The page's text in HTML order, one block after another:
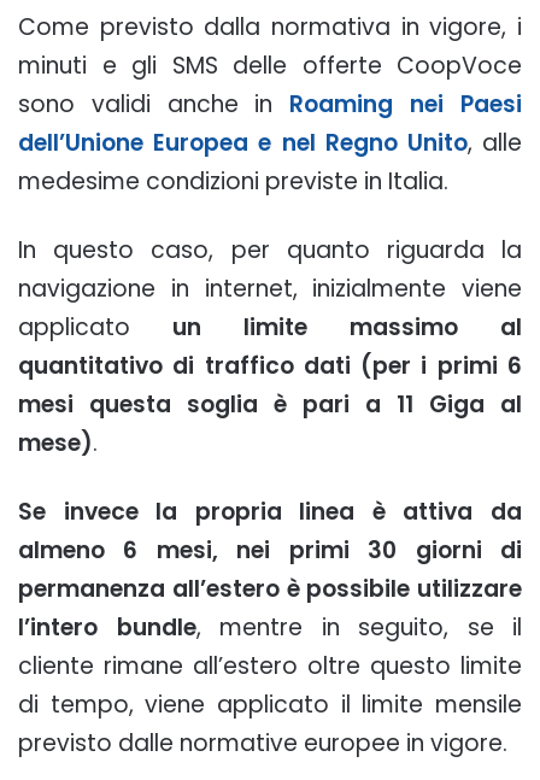
Come previsto dalla normativa in vigore, i
minuti e gli SMS delle offerte CoopVoce
sono validi anche in Roaming nei Paesi
dell’Unione Europea e nel Regno Unito, alle
medesime condizioni previste in Italia.
In questo caso, per quanto riguarda la
navigazione in internet, inizialmente viene
applicato un limite massimo al
quantitativo di traffico dati (per i primi 6
mesi questa soglia è pari a 11 Giga al
mese).
Se invece la propria linea è attiva da
almeno 6 mesi, nei primi 30 giorni di
permanenza all’estero è possibile utilizzare
l’intero bundle, mentre in seguito, se il
cliente rimane all’estero oltre questo limite
di tempo, viene applicato il limite mensile
previsto dalle normative europee in vigore.